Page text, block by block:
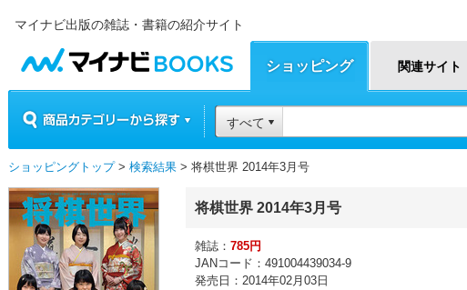
マイナビ出版の雑誌・書籍の紹介サイト
マイナビBOOKS
ショッピング 関連サイト
すべて
ショッピングトップ> 検索結果 > 将棋世界 2014年3月号
将棋世界 2014年3月号
雑誌： 785円
JANコード：491004439034-9
発売日：2014年02月03日